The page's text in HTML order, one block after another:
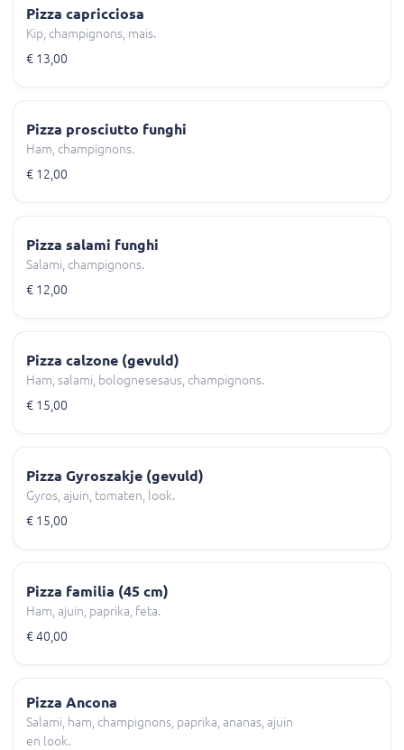
Pizza capricciosa
Kip, champignons, mais.
€ 13,00
Pizza prosciutto funghi
Ham, champignons.
€ 12,00
Pizza salami funghi
Salami, champignons.
€ 12,00
Pizza calzone (gevuld)
Ham, salami, bolognesesaus, champignons.
€ 15,00
Pizza Gyroszakje (gevuld)
Gyros, ajuin, tomaten, look.
€ 15,00
Pizza familia (45 cm)
Ham, ajuin, paprika, feta.
€ 40,00
Pizza Ancona
Salami, ham, champignons, paprika, ananas, ajuin
en look.